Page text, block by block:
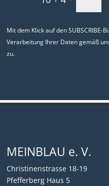
Mit dem Klick auf den SUBSCRIBE-
Verarbeitung Ihrer Daten gemäß
zu.
MEINBLAU e. V.
Christinenstrasse 18-19
Pfefferberg Haus 5